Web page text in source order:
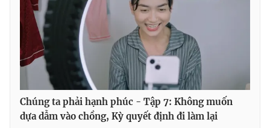
Chúng ta phải hạnh phúc - Tập 7: Không muốn
dựa dẫm vào chồng, Kỳ quyết định đi làm lại